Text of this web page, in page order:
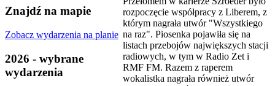
Znajdź na mapie
Zobacz wydarzenia na planie
2026 - wybrane
wydarzenia
rozpoczęcie współpracy z Liberem, z
którym nagrała utwór "Wszystkiego
na raz". Piosenka pojawiła się na
listach przebojów największych stacji
radiowych, w tym w Radio Zet i
RMF FM. Razem z raperem
wokalistka nagrała również utwór